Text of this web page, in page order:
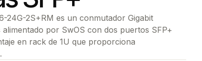
24G-2S+RM es un conmutador Gigabit
por SwOS con dos puertos SFP+
en rack de 1U que proporciona